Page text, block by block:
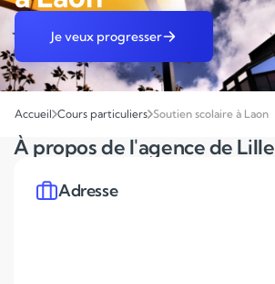
Je veux progresser
Accueil Cours particuliers Soutien scolaire à Laon
À propos de l'agence de Lille
Adresse